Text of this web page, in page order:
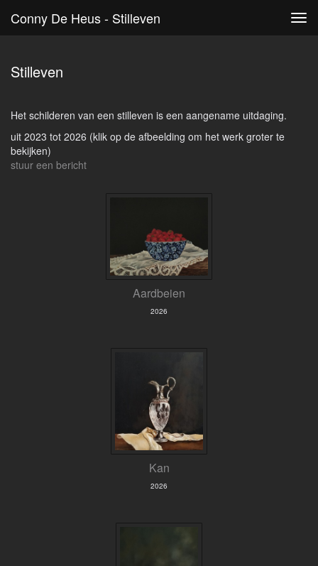
Conny De Heus - Stilleven
Stilleven
Het schilderen van een stilleven is een aangename uitdaging.
uit 2023 tot 2026 (klik op de afbeelding om het werk groter te
bekijken)
stuur een bericht
Aardbeien
2026
Kan
2026